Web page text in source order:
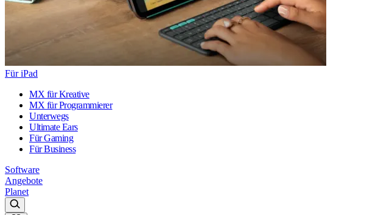
Für iPad
MX für Kreative
MX für Programmierer
Unterwegs
Ultimate Ears
Für Gaming
Für Business
Software
Angebote
Planet